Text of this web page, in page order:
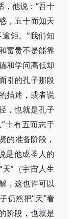
，他说：“吾十
，五十而知天
矩。”我们知
富贵不是能靠
和学问高低却
引的孔子那段
描述，或者说
，也就是孔子
十有五而志于
的准备阶段，
是他成圣人的
”（宇宙人生
，这也许可以
仍然把“天”看
阶段，也就是